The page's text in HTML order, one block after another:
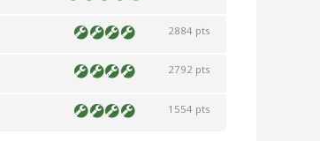
2884 pts
2792 pts
1554 pts